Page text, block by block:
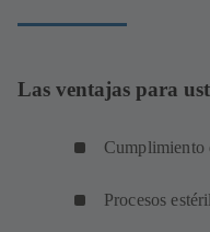
Las ventajas para
Cumplimiento
Procesos